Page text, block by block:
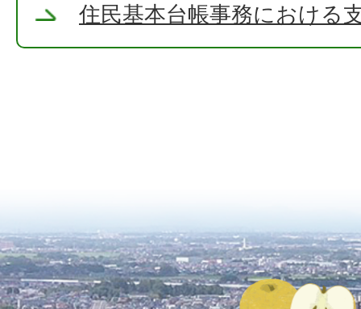
住民基本台帳事務における